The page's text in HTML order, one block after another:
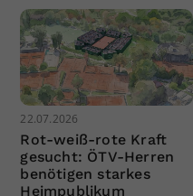
22.07.2026
Rot-weiß-rote Kraft
gesucht: ÖTV-Herren
benötigen starkes
Heimpublikum